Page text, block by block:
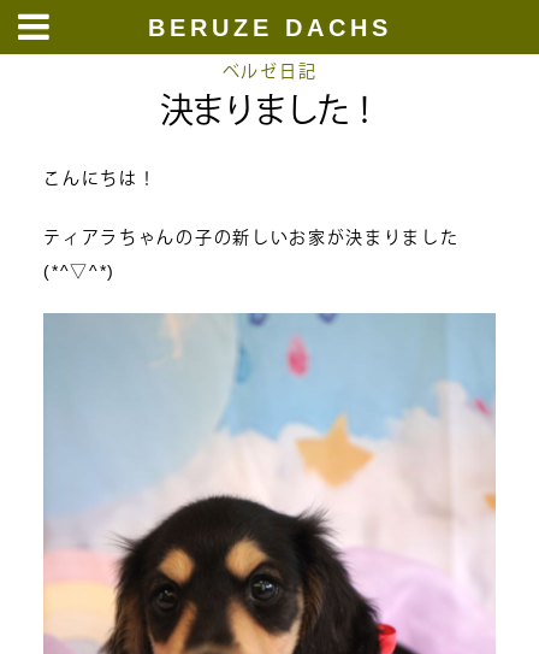
BERUZE DACHS
ベルゼ日記
決まりました！
こんにちは！
ティアラちゃんの子の新しいお家が決まりました
(*^▽^*)